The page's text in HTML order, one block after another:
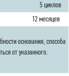
5 циклов
12 месяцев
основания, способа
от указанного.